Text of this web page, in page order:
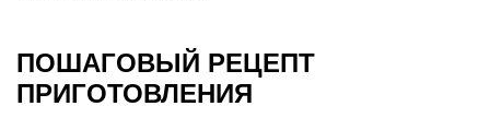
ПОШАГОВЫЙ РЕЦЕПТ
ПРИГОТОВЛЕНИЯ